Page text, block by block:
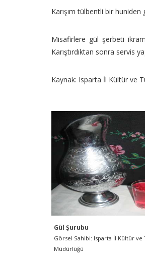
Karışım tülbentli bir
Misafirlere gül şerbeti
Karıştırdıktan sonra servis
Kaynak: Isparta İl Kültür ve
Gül Şurubu
Görsel Sahibi: Isparta İl Kültür ve
Müdürlüğü